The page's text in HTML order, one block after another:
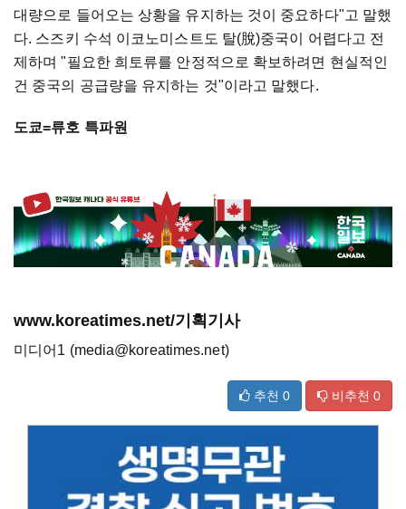
대량으로 들어오는 상황을 유지하는 것이 중요하다"고 말했
다. 스즈키 수석 이코노미스트도 탈(脫)중국이 어렵다고 전
제하며 "필요한 희토류를 안정적으로 확보하려면 현실적인
건 중국의 공급량을 유지하는 것"이라고 말했다.
도쿄=류호 특파원
www.koreatimes.net/기획기사
미디어1 (media@koreatimes.net)
추천 0 비추천 0